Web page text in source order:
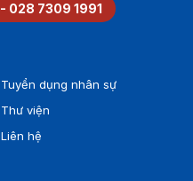
- 028 7309 1991
Tuyển dụng nhân sự
Thư viện
Liên hệ